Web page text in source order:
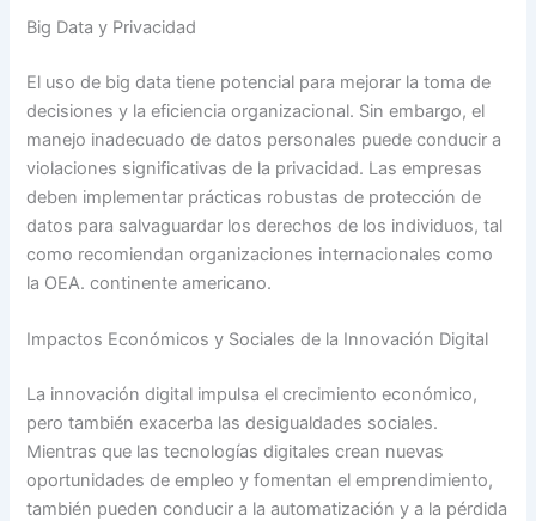
Big Data y Privacidad
El uso de big data tiene potencial para mejorar la toma de
decisiones y la eficiencia organizacional. Sin embargo, el
manejo inadecuado de datos personales puede conducir a
violaciones significativas de la privacidad. Las empresas
deben implementar prácticas robustas de protección de
datos para salvaguardar los derechos de los individuos, tal
como recomiendan organizaciones internacionales como
la OEA. continente americano.
Impactos Económicos y Sociales de la Innovación Digital
La innovación digital impulsa el crecimiento económico,
pero también exacerba las desigualdades sociales.
Mientras que las tecnologías digitales crean nuevas
oportunidades de empleo y fomentan el emprendimiento,
también pueden conducir a la automatización y a la pérdida